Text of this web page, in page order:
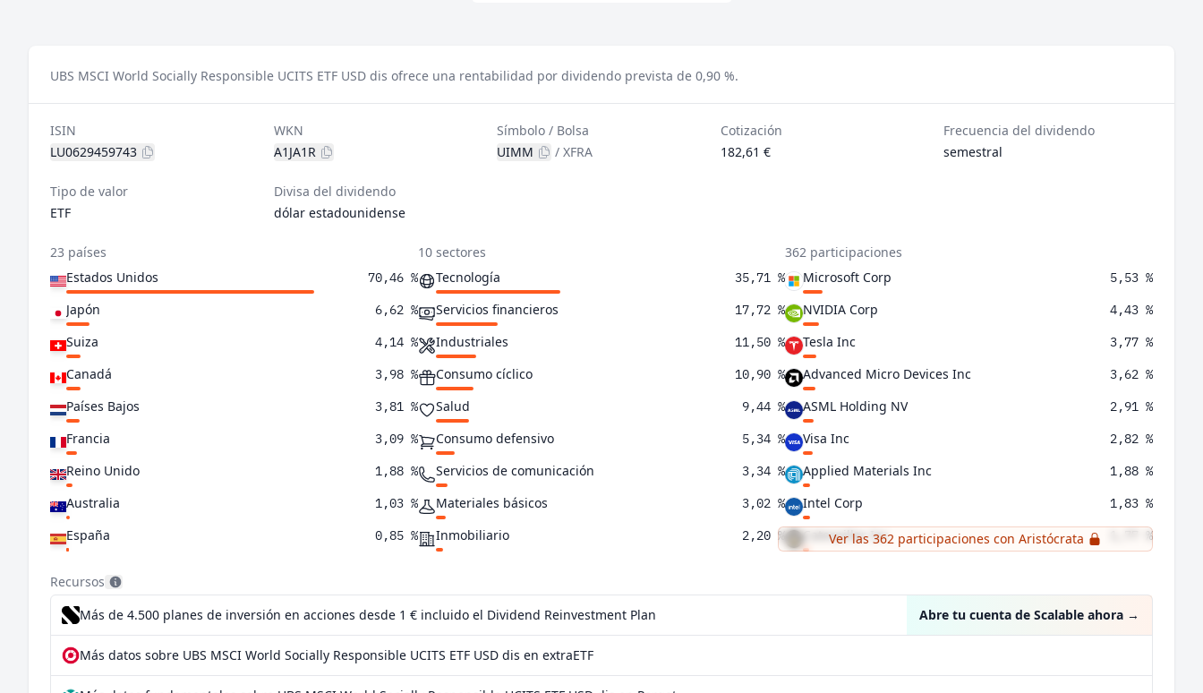
UBS MSCI World Socially Responsible UCITS ETF USD dis ofrece una rentabilidad por dividendo prevista de 0,90 %.
ISIN
LU0629459743
WKN
A1JA1R
Símbolo / Bolsa
UIMM
/XFRA
Cotización
182,61 €
Frecuencia del dividendo
semestral
Tipo de valor
ETF
Divisa del dividendo
dólar estadounidense
23 países
Estados Unidos
70,46 %
Japón 6,62 %
Suiza 4,14 %
Canadá 3,98 %
Países Bajos 3,81 %
Francia 3,09 %
Reino Unido 1,88 %
Australia 1,03 %
España 0,85 %
Suecia 0,57 %
RAE de Hong Kong (China) 0,49 %
Dinamarca 0,45 %
10 sectores
Tecnología
35,71 %
Servicios financieros 17,72 %
Industriales 11,50 %
Consumo cíclico 10,90 %
Salud 9,44 %
Consumo defensivo 5,34 %
Servicios de comunicación 3,34 %
Materiales básicos 3,02 %
Inmobiliario 2,20 %
362 participaciones
Microsoft Corp
5,53 %
NVIDIA Corp 4,43 %
Tesla Inc 3,77 %
Advanced Micro Devices Inc 3,62 %
ASML Holding NV 2,91 %
Visa Inc 2,82 %
Applied Materials Inc 1,88 %
Intel Corp 1,83 %
Caterpillar Inc 1,77 %
Ver las 362 participaciones con Aristócrata
Recursos
Más de 4.500 planes de inversión en acciones desde 1 € incluido el Dividend Reinvestment Plan Abre tu cuenta de Scalable ahora →
Más datos sobre UBS MSCI World Socially Responsible UCITS ETF USD dis en extraETF